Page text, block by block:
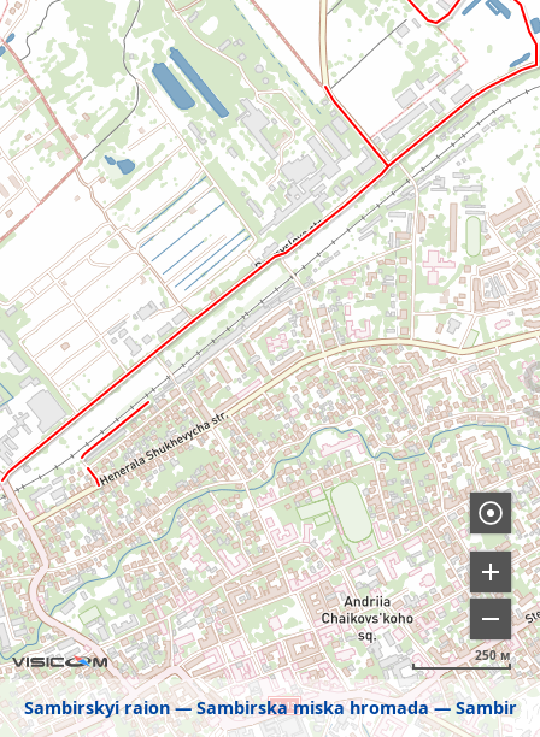
Sambirskyi raion Sambirska miska hromada Sambir
250 м